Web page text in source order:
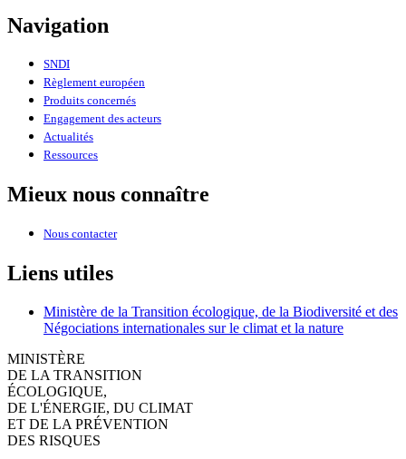
Navigation
SNDI
Règlement européen
Produits concernés
Engagement des acteurs
Actualités
Ressources
Mieux nous connaître
Nous contacter
Liens utiles
Ministère de la Transition écologique, de la Biodiversité et des
Négociations internationales sur le climat et la nature
MINISTÈRE
DE LA TRANSITION
ÉCOLOGIQUE,
DE L'ÉNERGIE, DU CLIMAT
ET DE LA PRÉVENTION
DES RISQUES